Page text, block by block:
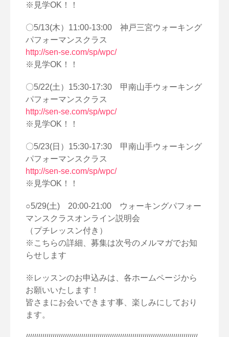
※見学OK！！
〇5/13(木）11:00-13:00 神戸三宮ウォーキング
パフォーマンスクラス
http://sen-se.com/sp/wpc/
※見学OK！！
〇5/22(土）15:30-17:30 甲南山手ウォーキング
パフォーマンスクラス
http://sen-se.com/sp/wpc/
※見学OK！！
〇5/23(日）15:30-17:30 甲南山手ウォーキング
パフォーマンスクラス
http://sen-se.com/sp/wpc/
※見学OK！！
○5/29(土) 20:00-21:00 ウォーキングパフォー
マンスクラスオンライン説明会
（プチレッスン付き）
※こちらの詳細、募集は次号のメルマガでお知
らせします
※レッスンのお申込みは、各ホームページから
お願いいたします！
皆さまにお会いできます事、楽しみにしており
ます。